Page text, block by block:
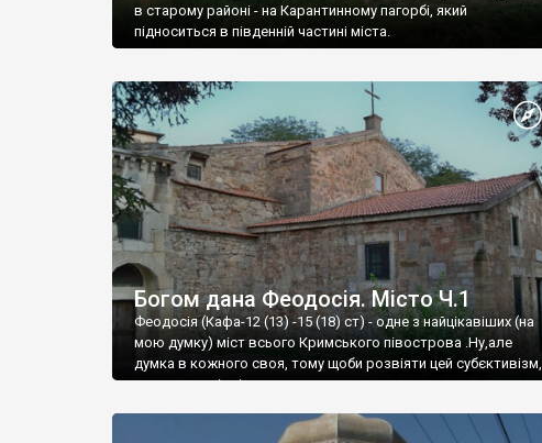
в старому районі - на Карантинному пагорбі, який
підноситься в південній частині міста.
Богом дана Феодосія. Місто Ч.1
Феодосія (Кафа-12 (13) -15 (18) ст) - одне з найцікавіших (на
мою думку) міст всього Кримського півострова .Ну,але
думка в кожного своя, тому щоби розвіяти цей субєктивізм,
запрошую відвідати це